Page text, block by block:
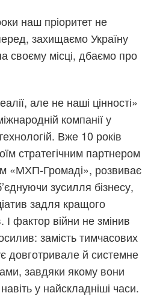
наш пріоритет не
захищаємо Україну
своєму місці, дбаємо про
але не наші цінності»
компанії у
Вже 10 років
стратегічним партнером
«МХП-Громаді», розвиває
зусилля бізнесу,
задля кращого
І фактор війни не змінив
замість тимчасових
довготривале й системне
завдяки якому вони
у найскладніші часи.